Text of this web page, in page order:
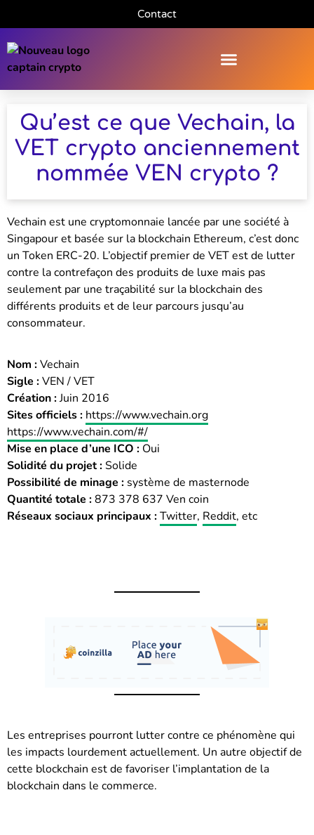
Contact
Qu’est ce que Vechain, la
VET crypto anciennement
nommée VEN crypto ?
Vechain est une cryptomonnaie lancée par une société à
Singapour et basée sur la blockchain Ethereum, c’est donc
un Token ERC-20. L’objectif premier de VET est de lutter
contre la contrefaçon des produits de luxe mais pas
seulement par une traçabilité sur la blockchain des
différents produits et de leur parcours jusqu’au
consommateur.
Nom :Vechain
Sigle :VEN / VET
Création :Juin 2016
Sites officiels : https://www.vechain.org
https://www.vechain.com/#/
Mise en place d’une ICO : Oui
Solidité du projet :Solide
Possibilité de minage : système de masternode
Quantité totale :873 378 637 Ven coin
Réseaux sociaux principaux :Twitter, Reddit, etc
Les entreprises pourront lutter contre ce phénomène qui
les impacts lourdement actuellement. Un autre objectif de
cette blockchain est de favoriser l’implantation de la
blockchain dans le commerce.